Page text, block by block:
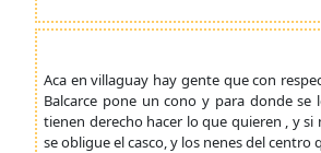
Aca en villaguay hay gente que con
Balcarce pone un cono y para donde
tienen derecho hacer lo que quieren , y si
se obligue el casco, y los nenes del centro